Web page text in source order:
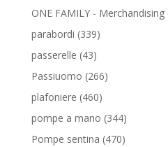
prodotti
ONE FAMILY - Merchandising
parabordi 339339
passerelle 4343
prodotti
Passiuomo 266266
plafoniere 460460
prodotti
pompe a mano 344344
prodotti
Pompe sentina 470470